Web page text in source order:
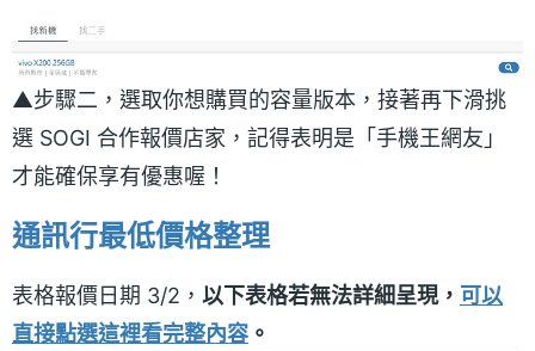
▲步驟二，選取你想購買的容量版本，接著再下滑挑
選 SOGI 合作報價店家，記得表明是「手機王網友」
才能確保享有優惠喔！
通訊行最低價格整理
表格報價日期 3/2， 以下表格若無法詳細呈現， 可以
直接點選這裡看完整內容 。